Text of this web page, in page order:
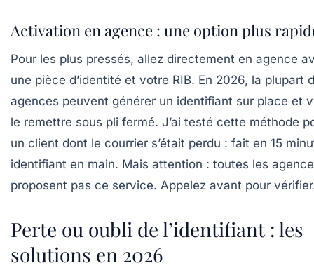
Activation en agence : une option plus
Pour les plus pressés, allez directement en agence
une pièce d’identité et votre RIB. En 2026, la plupart
agences peuvent générer un identifiant sur place et
le remettre sous pli fermé. J’ai testé cette méthode
un client dont le courrier s’était perdu : fait en 15
identifiant en main. Mais attention : toutes les
proposent pas ce service. Appelez avant pour
Perte ou oubli de l’identifiant : les
solutions en 2026